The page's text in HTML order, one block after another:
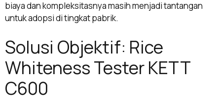
biaya dan kompleksitasnya masih menjadi tantangan
untuk adopsi di tingkat pabrik.
Solusi Objektif: Rice
Whiteness Tester KETT
C600